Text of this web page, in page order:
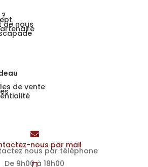
nous par mail
nous par téléphone
De 9h00 à 18h00
de vente
de nous